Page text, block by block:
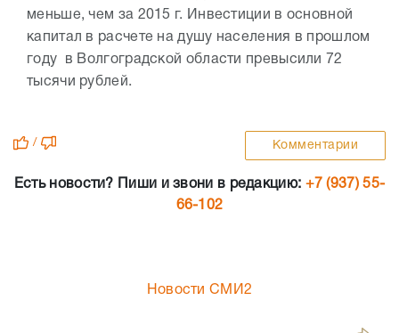
меньше, чем за 2015 г. Инвестиции в основной
капитал в расчете на душу населения в прошлом
году в Волгоградской области превысили 72
тысячи рублей.
/ Комментарии
Есть новости? Пиши и звони в редакцию: +7 (937) 55-
66-102
Новости СМИ2